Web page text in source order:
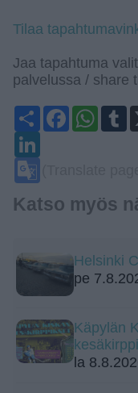
Tilaa
Jaa tapahtuma
palvelussa / share
ShareFacebook
Katso myös
Helsinki
pe
Käpylän
la